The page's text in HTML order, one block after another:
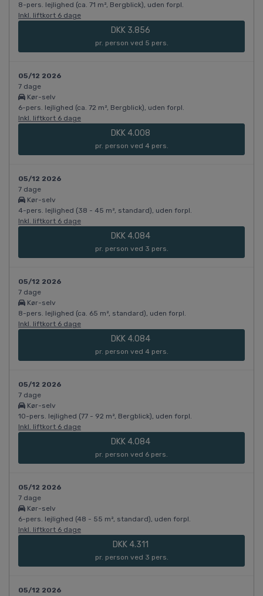
8-pers. lejlighed (ca. 71 m², Bergblick), uden forpl.
Inkl. liftkort 6 dage
DKK 3.856
pr. person ved 5 pers.
05/12 2026
7 dage
Kør-selv
6-pers. lejlighed (ca. 72 m², Bergblick), uden forpl.
Inkl. liftkort 6 dage
DKK 4.008
pr. person ved 4 pers.
05/12 2026
7 dage
Kør-selv
4-pers. lejlighed (38 - 45 m², standard), uden forpl.
Inkl. liftkort 6 dage
DKK 4.084
pr. person ved 3 pers.
05/12 2026
7 dage
Kør-selv
8-pers. lejlighed (ca. 65 m², standard), uden forpl.
Inkl. liftkort 6 dage
DKK 4.084
pr. person ved 4 pers.
05/12 2026
7 dage
Kør-selv
10-pers. lejlighed (77 - 92 m², Bergblick), uden forpl.
Inkl. liftkort 6 dage
DKK 4.084
pr. person ved 6 pers.
05/12 2026
7 dage
Kør-selv
6-pers. lejlighed (48 - 55 m², standard), uden forpl.
Inkl. liftkort 6 dage
DKK 4.311
pr. person ved 3 pers.
05/12 2026